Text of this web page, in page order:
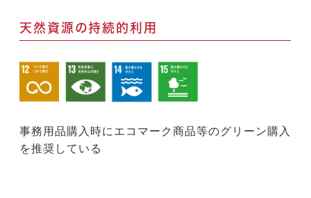
天然資源の持続的利用
事務用品購入時にエコマーク商品等のグリーン購入
を推奨している